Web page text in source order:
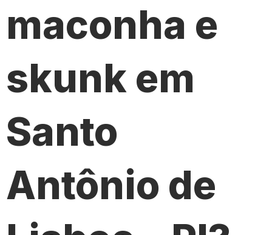
maconha e
skunk em
Santo
Antônio de